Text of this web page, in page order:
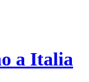
a Italia